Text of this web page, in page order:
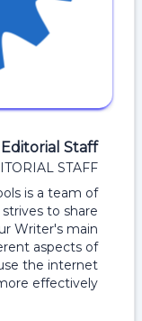
Editorial Staff
STAFF
is a team of
to share
Writer's main
aspects of
the internet
effectively.